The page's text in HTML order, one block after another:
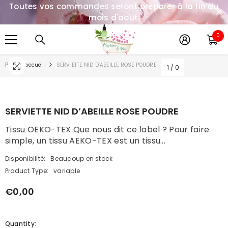
IGNORER ET PASSER AU CONTENU
Toutes vos commandes seront préparer à la fin du
mois d'aout.
0 0
Page D'accueil SERVIETTE NID D’ABEILLE ROSE POUDRE 1 / 0
SERVIETTE NID D’ABEILLE ROSE POUDRE
Tissu OEKO-TEX Que nous dit ce label ? Pour faire
simple, un tissu AEKO-TEX est un tissu...
Disponibilité:
Beaucoup en stock
Product Type:
variable
€0,00
Quantity: